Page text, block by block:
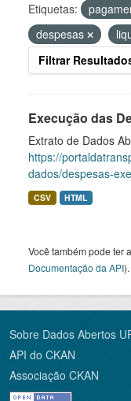
Etiquetas:
despesas
Filtrar
Execução das
Extrato de Dados
https://
dados/despesas-
CSV HTML
Você também pode ter
Documentação da API).
Sobre Dados Abertos
API do CKAN
Associação CKAN